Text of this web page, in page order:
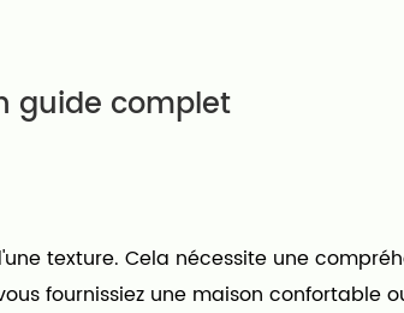
guide complet
texture. Cela nécessite une
fournissiez une maison confortable